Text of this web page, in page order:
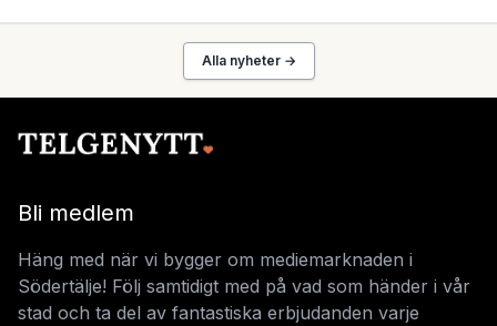
Alla nyheter →
Bli medlem
Häng med när vi bygger om mediemarknaden i
Södertälje! Följ samtidigt med på vad som händer i vår
stad och ta del av fantastiska erbjudanden varje